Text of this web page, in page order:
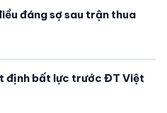
đáng sợ sau trận thua
định bất lực trước ĐT Việt